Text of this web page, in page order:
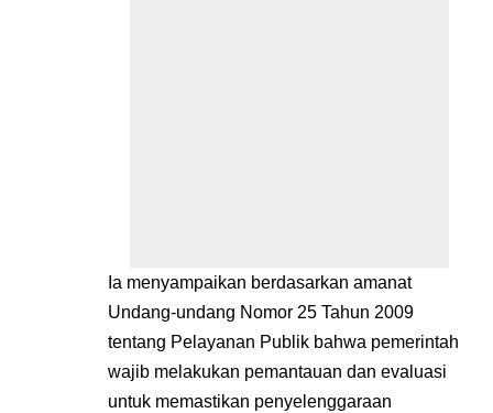
Ia menyampaikan berdasarkan amanat
Undang-undang Nomor 25 Tahun 2009
tentang Pelayanan Publik bahwa pemerintah
wajib melakukan pemantauan dan evaluasi
untuk memastikan penyelenggaraan